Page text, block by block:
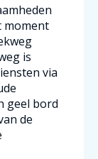
moment
is
via
geel bord
de